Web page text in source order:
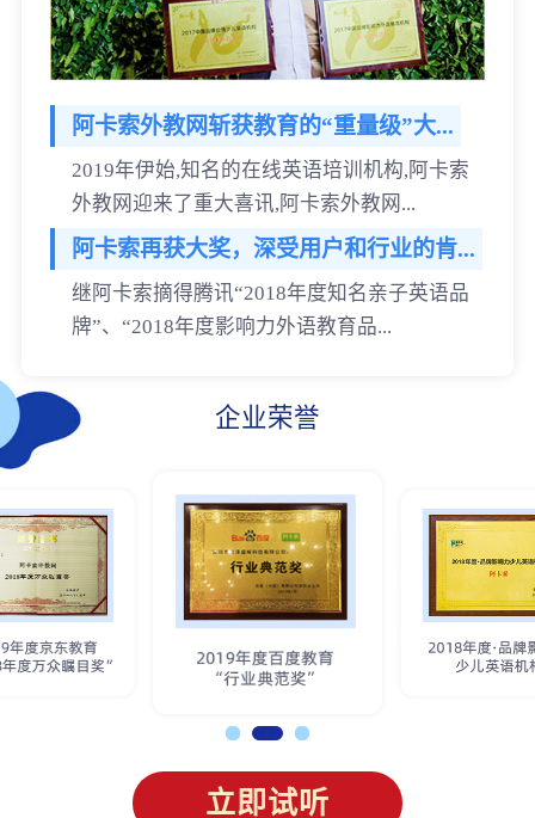
阿卡索外教网斩获教育的“重量级”大...
2019年伊始,知名的在线英语培训机构,阿卡索
外教网迎来了重大喜讯,阿卡索外教网...
阿卡索再获大奖，深受用户和行业的肯...
继阿卡索摘得腾讯“2018年度知名亲子英语品
牌”、“2018年度影响力外语教育品...
企业荣誉
立即试听